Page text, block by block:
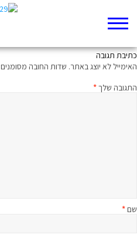
כתיבת תגובה
האימייל לא יוצג באתר. שדות החובה מסומנים
התגובה שלך*
שם*